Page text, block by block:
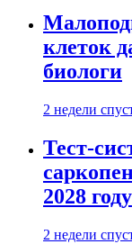
клеток
биологи
2 недели
Тест-
2028 году
2 недели